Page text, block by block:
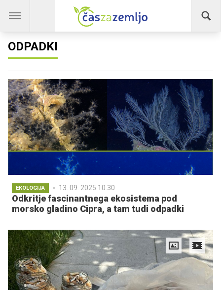
ODPADKI
EKOLOGIJA 13. 09. 2025 10.30
Odkritje fascinantnega ekosistema pod
morsko gladino Cipra, a tam tudi odpadki